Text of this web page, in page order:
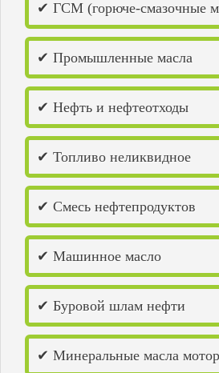
Городец
Горьковское море
Дзержинск
Дивеево
Димитровград
Добрянка
Елабуга
Жигулевск
Заволжье
Заречный
Ишимбай
Йошкар-Ола
Казань
Каменка
Камышин
Канаш
Кинель
Киров
Кирово-Чепецк
Козьмодемьянск
Котельнич
Краснокамск
✔ ГСМ (горюче-смазочные
✔ Промышленные масла
✔ Нефть и нефтеотходы
✔ Топливо неликвидное
✔ Смесь нефтепродуктов
✔ Машинное масло
✔ Буровой шлам нефти
✔ Минеральные масла